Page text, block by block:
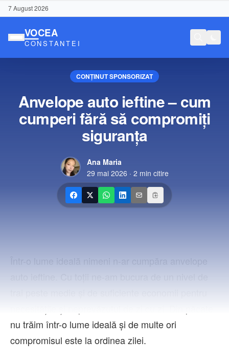
7 August 2026
Conținut Sponsorizat
CONȚINUT SPONSORIZAT
Anvelope auto ieftine – cum
cumperi fără să compromiți
siguranța
Ana Maria
29 mai 2026 · 2 min citire
Într-o lume ideală nimeni n-ar cumpăra anvelope
nu trăim într-o lume ideală și de multe ori
compromisul este la ordinea zilei.